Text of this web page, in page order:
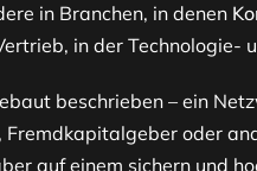
in Branchen, in denen
in der Technologie-
beschrieben – ein
oder
auf einem sichern und